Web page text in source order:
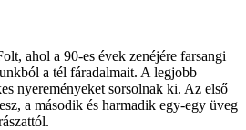
ahol a 90-es évek zenéjére farsangi
a tél fáradalmait. A legjobb
nyereményeket sorsolnak ki. Az első
a második és harmadik egy-egy üveg